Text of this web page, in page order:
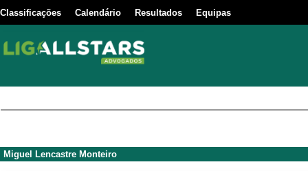
Classificações Calendário Resultados Equipas
Miguel Lencastre Monteiro